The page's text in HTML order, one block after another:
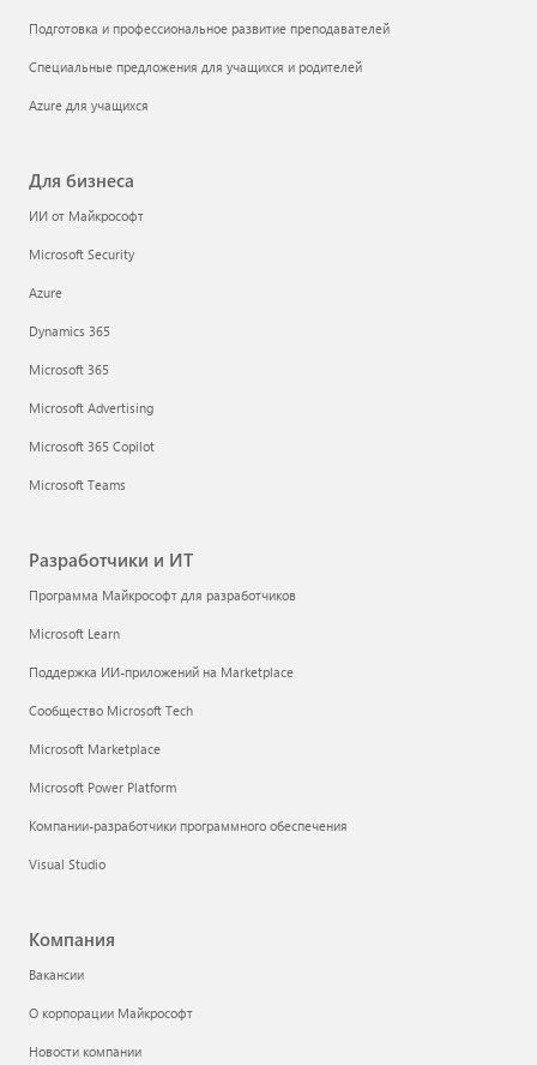
Подготовка и профессиональное развитие преподавателей
Специальные предложения для учащихся и родителей
Azure для учащихся
Для бизнеса
ИИ от Майкрософт
Microsoft Security
Azure
Dynamics 365
Microsoft 365
Microsoft Advertising
Microsoft 365 Copilot
Microsoft Teams
Разработчики и ИТ
Программа Майкрософт для разработчиков
Microsoft Learn
Поддержка ИИ-приложений на Marketplace
Сообщество Microsoft Tech
Microsoft Marketplace
Microsoft Power Platform
Компании-разработчики программного обеспечения
Visual Studio
Компания
Вакансии
О корпорации Майкрософт
Новости компании